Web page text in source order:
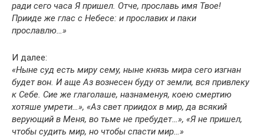
ради сего часа Я пришел. Отче, прославь имя Твое!
Прииде же глас с Небесе: и прославих и паки
прославлю…»
И далее:
«Ныне суд есть миру сему, ныне князь мира сего изгнан
будет вон. И аще Аз вознесен буду от земли, вся привлеку
к Себе. Сие же глаголаше, назнаменуя, коею смертию
хотяше умрети…», «Аз свет приидох в мир, да всякий
верующий в Меня, во тьме не пребудет…», «Я не пришел,
чтобы судить мир, но чтобы спасти мир…»